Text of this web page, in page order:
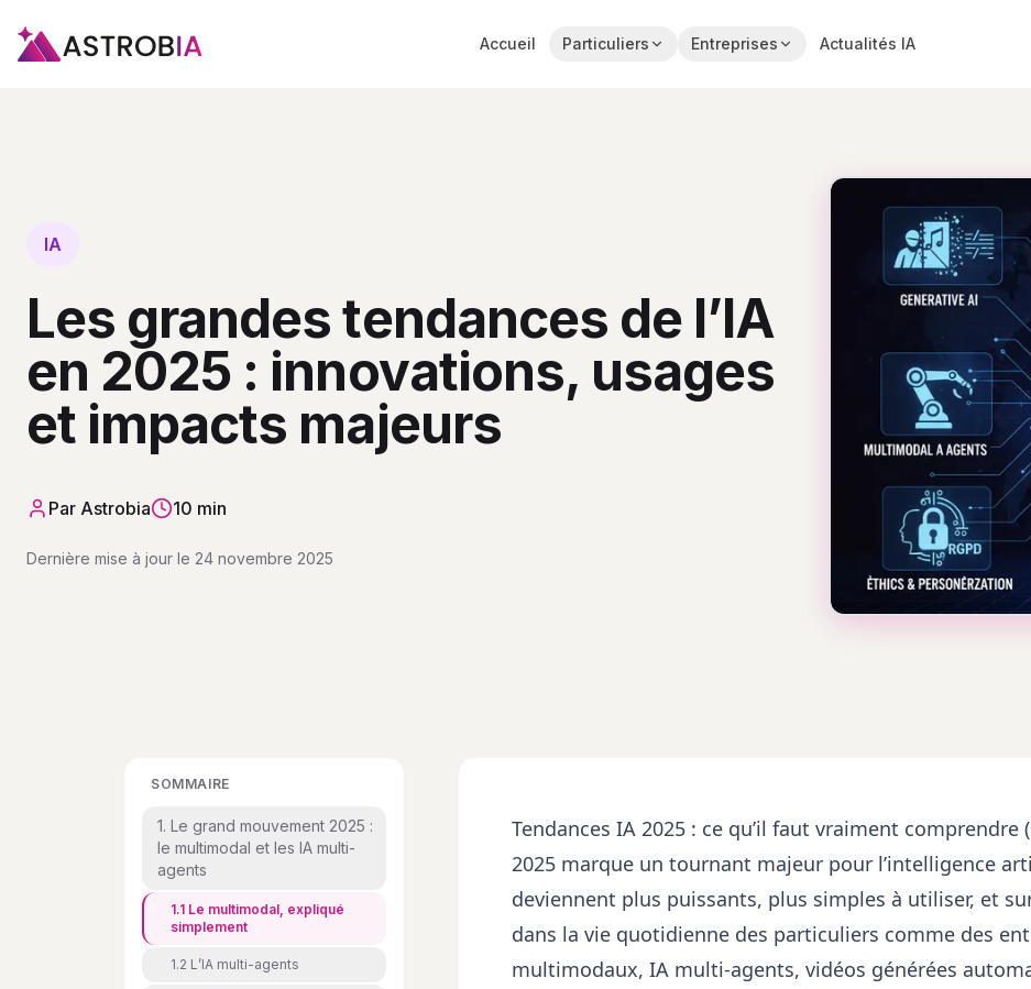
Accueil Particuliers Entreprises Actualités IA
IA
Les grandes tendances de l’IA
en 2025 : innovations, usages
et impacts majeurs
Par Astrobia 10 min
Dernière mise à jour le 24 novembre 2025
SOMMAIRE
1. Le grand mouvement 2025 :
le multimodal et les IA multi-
agents
1.1 Le multimodal, expliqué
simplement
1.2 L’IA multi-agents
Tendances IA 2025 : ce qu’il faut vraiment comprendre
2025 marque un tournant majeur pour l’intelligence
deviennent plus puissants, plus simples à utiliser, et
dans la vie quotidienne des particuliers comme des
multimodaux, IA multi-agents, vidéos générées